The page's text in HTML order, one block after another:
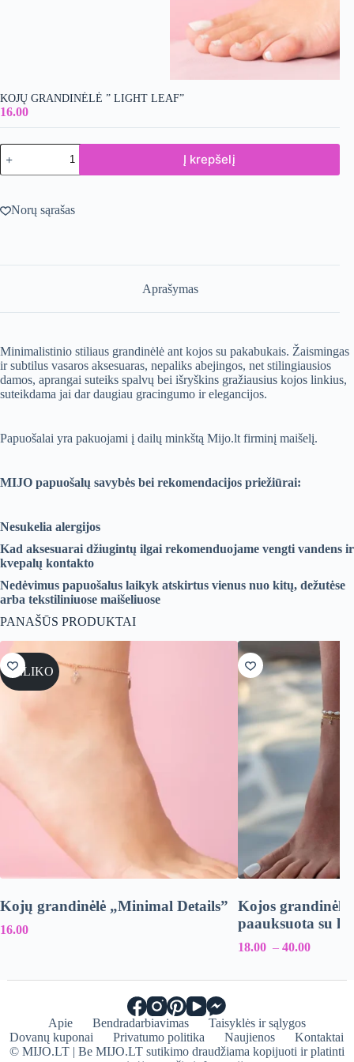
KOJŲ GRANDINĖLĖ ” LIGHT LEAF”
16.00
produkto
kiekis:
Kojų
LIGHT
Į krepšelį
Norų sąrašas
Aprašymas
Minimalistinio stiliaus grandinėlė ant kojos su pakabukais. Žaismingas
ir subtilus vasaros aksesuaras, nepaliks abejingos, net stilingiausios
damos, aprangai suteiks spalvų bei išryškins gražiausius kojos linkius,
suteikdama jai dar daugiau gracingumo ir elegancijos.
Papuošalai yra pakuojami į dailų minkštą Mijo.lt firminį maišelį.
MIJO papuošalų savybės bei rekomendacijos priežiūrai:
Nesukelia alergijos
Kad aksesuarai džiugintų ilgai rekomenduojame vengti vandens ir
kvepalų kontakto
Nedėvimus papuošalus laikyk atskirtus vienus nuo kitų, dežutėse
arba tekstiliniuose maišeliuose
PANAŠŪS PRODUKTAI
NELIKO
Kojų grandinėlė „Minimal Details”
16.00
Kojos grandinėlė
paauksuota su
18.00 –40.00
Apie Bendradarbiavimas
Taisyklės ir sąlygos
Dovanų kuponai
Privatumo politika Naujienos
Kontaktai
© MIJO.LT | Be MIJO.LT sutikimo draudžiama kopijuoti ir platinti